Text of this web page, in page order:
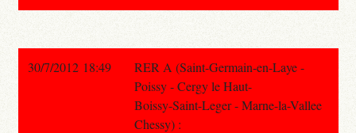
30/7/2012 18:49
RER A (Saint-Germain-en-Laye -
Poissy - Cergy le Haut-
Boissy-Saint-Leger - Marne-la-Vallee
Chessy) :